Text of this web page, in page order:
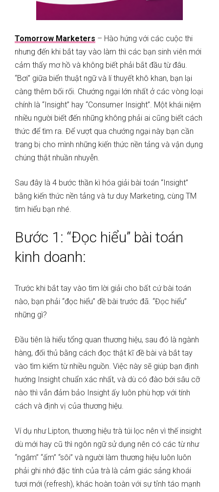
Tomorrow Marketers – Hào hứng với các cuộc thi
nhưng đến khi bắt tay vào làm thì các bạn sinh viên mới
cảm thấy mơ hồ và không biết phải bắt đầu từ đâu.
“Bơi” giữa biển thuật ngữ và lí thuyết khô khan, bạn lại
càng thêm bối rối. Chướng ngại lớn nhất ở các vòng loại
chính là “Insight” hay “Consumer Insight”. Một khái niệm
nhiều người biết đến những không phải ai cũng biết cách
thức để tìm ra. Để vượt qua chướng ngại này bạn cần
trang bị cho mình những kiến thức nền tảng và vận dụng
chúng thật nhuần nhuyễn.
Sau đây là 4 bước thần kì hóa giải bài toán “Insight”
bằng kiến thức nền tảng và tư duy Marketing, cùng TM
tìm hiểu bạn nhé.
Bước 1: “Đọc hiểu” bài toán
kinh doanh:
Trước khi bắt tay vào tìm lời giải cho bất cứ bài toán
nào, bạn phải “đọc hiểu” đề bài trước đã. “Đọc hiểu”
những gì?
Đầu tiên là hiểu tổng quan thương hiệu, sau đó là ngành
hàng, đối thủ bằng cách đọc thật kĩ đề bài và bắt tay
vào tìm kiếm từ nhiều nguồn. Việc này sẽ giúp bạn định
hướng Insight chuẩn xác nhất, và dù có đào bới sâu cỡ
nào thì vẫn đảm bảo Insight ấy luôn phù hợp với tính
cách và định vị của thương hiệu.
Ví dụ như Lipton, thương hiệu trà túi lọc nên vì thế insight
dù mới hay cũ thì ngôn ngữ sử dụng nên có các từ như
“ngâm” “ấm” “sôi” và người làm thương hiệu luôn luôn
phải ghi nhớ đặc tính của trà là cảm giác sảng khoái
tươi mới (refresh), khác hoàn toàn với sự tỉnh táo mạnh